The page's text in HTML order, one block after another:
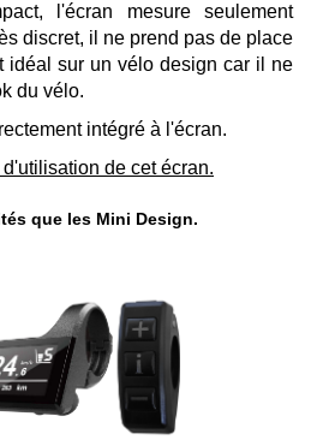
l'écran mesure seulement
discret, il ne prend pas de place
idéal sur un vélo design car il ne
du vélo.
intégré à l'écran.
de cet écran.
que les Mini Design.